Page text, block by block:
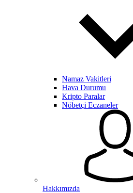
Namaz Vakitleri
Hava Durumu
Kripto Paralar
Nöbetçi Eczaneler
Hakkımızda